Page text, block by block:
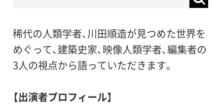
稀代の人類学者、川田順造が見つめた世界を
めぐって、建築史家、映像人類学者、編集者の
3人の視点から語っていただきます。
【出演者プロフィール】